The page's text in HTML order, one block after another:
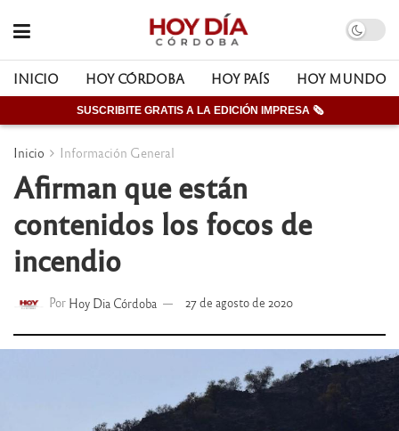
INICIO HOY CÓRDOBA HOY PAÍS HOY MUNDO
SUSCRIBITE GRATIS A LA EDICIÓN IMPRESA 🗞
Inicio Información General
Afirman que están
contenidos los focos de
incendio
Por Hoy Dia Córdoba 27 de agosto de 2020